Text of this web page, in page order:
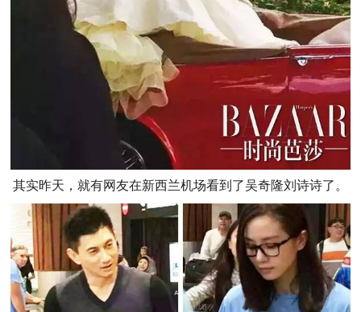
其实昨天，就有网友在新西兰机场看到了吴奇隆刘诗诗了。